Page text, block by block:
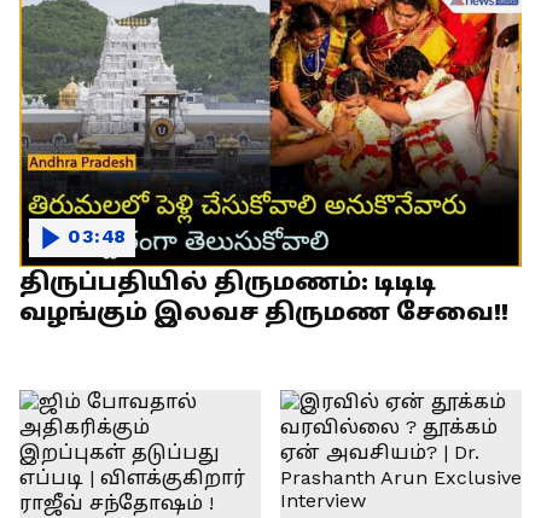
திருப்பதியில் திருமணம்: டிடிடி
வழங்கும் இலவச திருமண சேவை!!
03:48